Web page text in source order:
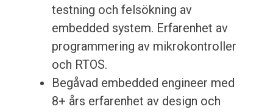
testning och felsökning av
embedded system. Erfarenhet av
programmering av mikrokontroller
och RTOS.
Begåvad embedded engineer med
8+ års erfarenhet av design och